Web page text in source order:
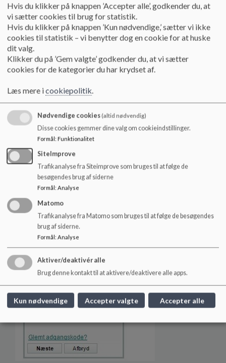
Brug dit personlige NemID til at logge på
Hvis du klikker på knappen ’Accepter alle’, godkender du, at
vi sætter cookies til brug for statistik.
Hvis du klikker på knappen ’Kun nødvendige,’ sætter vi ikke
cookies til statistik – vi benytter dog en cookie for at huske
dit valg.
Klikker du på ’Gem valgte’ godkender du, at vi sætter
cookies for de kategorier du har krydset af.
Læs mere icookiepolitik.
Nødvendige cookies(altid nødvendig)
Disse cookies gemmer dine valg om cookieindstillinger.
Formål: Funktionalitet
SiteImprove
Trafikanalyse fra Siteimprove som bruges til at følge de
besøgendes brug af siderne
Formål : Analyse
Matomo
Trafikanalyse fra Matomo som bruges til at følge de besøgendes
brug af siderne.
Formål: Analyse
Aktiver/deaktivér alle
Brug denne kontakt til at aktivere/deaktivere alle apps.
Kun nødvendige Accepter valgte Accepter alle